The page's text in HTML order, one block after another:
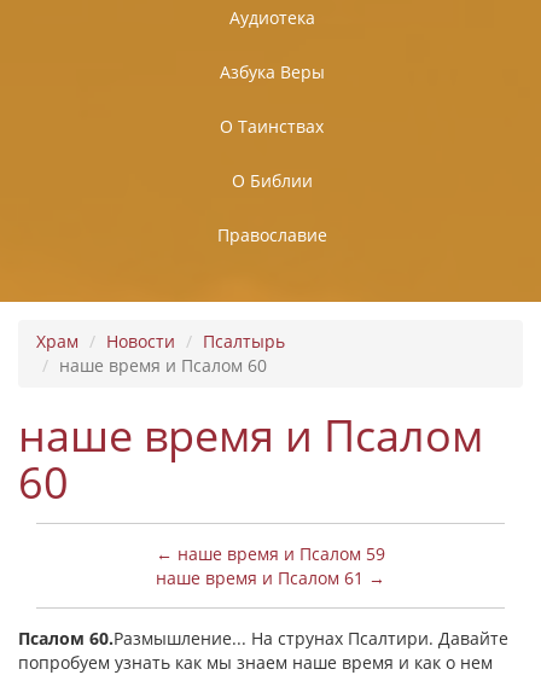
Аудиотека
Азбука Веры
О Таинствах
О Библии
Православие
Храм Новости
Псалтырь
наше время и Псалом 60
наше время и Псалом
60
← наше время и Псалом 59
наше время и Псалом 61 →
Псалом 60.Размышление... На струнах Псалтири. Давайте
попробуем узнать как мы знаем наше время и как о нем